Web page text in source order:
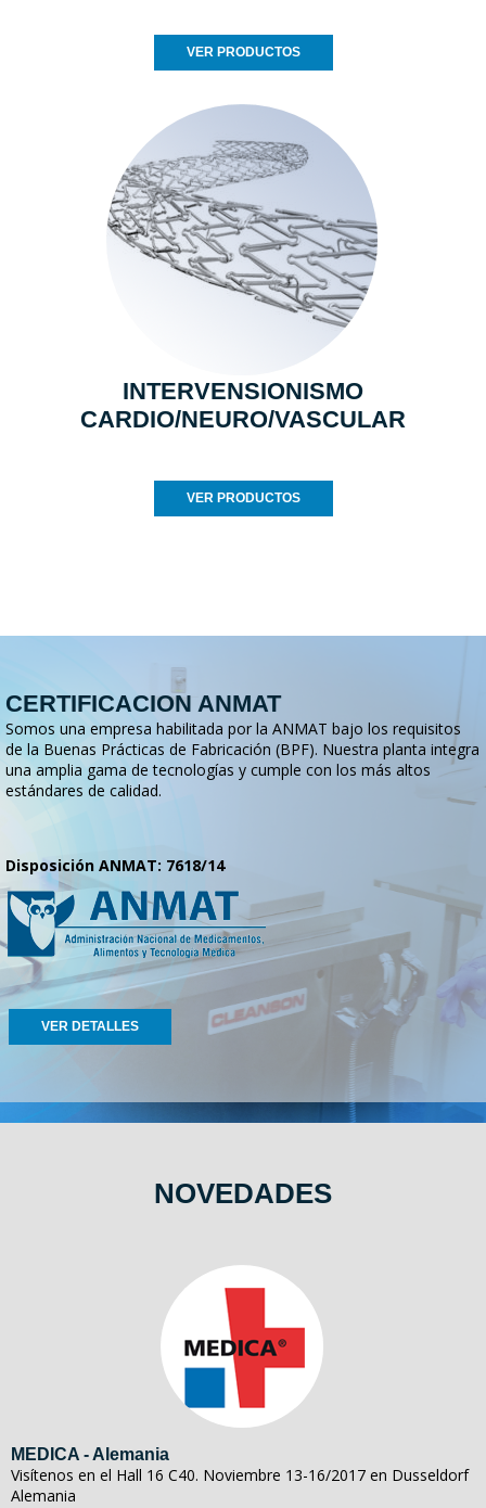
VER PRODUCTOS
INTERVENSIONISMO
CARDIO/NEURO/VASCULAR
VER PRODUCTOS
CERTIFICACION ANMAT
Somos una empresa habilitada por la ANMAT bajo los requisitos
de la Buenas Prácticas de Fabricación (BPF). Nuestra planta integra
una amplia gama de tecnologías y cumple con los más altos
estándares de calidad.
Disposición ANMAT: 7618/14
VER DETALLES
NOVEDADES
MEDICA - Alemania
Visítenos en el Hall 16 C40. Noviembre 13-16/2017 en Dusseldorf
Alemania